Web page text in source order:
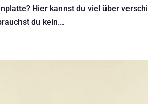
Hier kannst du viel über
du kein...